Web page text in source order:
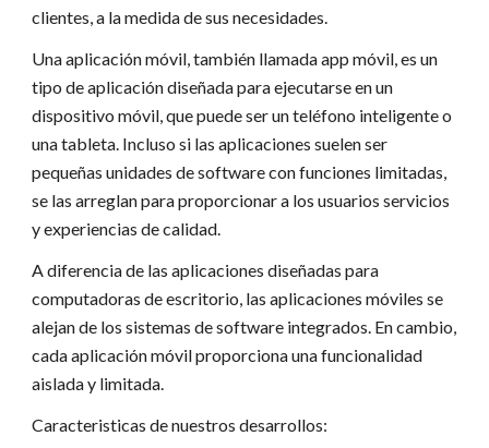
clientes, a la medida de sus necesidades.
Una aplicación móvil, también llamada app móvil, es un
tipo de aplicación diseñada para ejecutarse en un
dispositivo móvil, que puede ser un teléfono inteligente o
una tableta. Incluso si las aplicaciones suelen ser
pequeñas unidades de software con funciones limitadas,
se las arreglan para proporcionar a los usuarios servicios
y experiencias de calidad.
A diferencia de las aplicaciones diseñadas para
computadoras de escritorio, las aplicaciones móviles se
alejan de los sistemas de software integrados. En cambio,
cada aplicación móvil proporciona una funcionalidad
aislada y limitada.
Caracteristicas de nuestros desarrollos: